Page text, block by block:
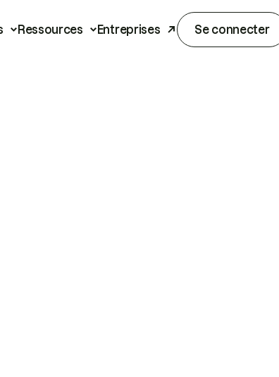
Ressources Entreprises Se connecter